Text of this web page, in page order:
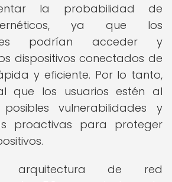
la probabilidad de
ya que los
podrían acceder y
dispositivos conectados de
y eficiente. Por lo tanto,
que los usuarios estén al
vulnerabilidades y
proactivas para proteger
arquitectura de red